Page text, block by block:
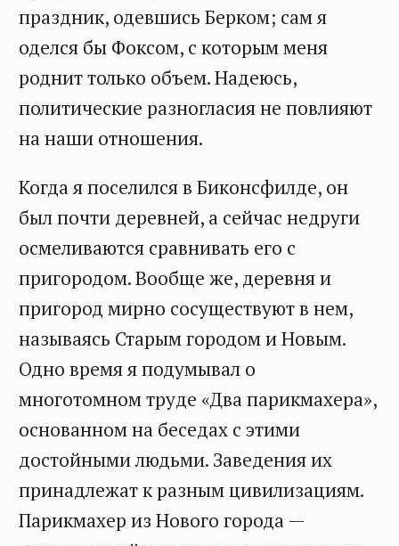
праздник, одевшись Берком; сам я
оделся бы Фоксом, с которым меня
роднит только объем. Надеюсь,
политические разногласия не повлияют
на наши отношения.
Когда я поселился в Биконсфилде, он
был почти деревней, а сейчас недруги
осмеливаются сравнивать его с
пригородом. Вообще же, деревня и
пригород мирно сосуществуют в нем,
называясь Старым городом и Новым.
Одно время я подумывал о
многотомном труде «Два парикмахера»,
основанном на беседах с этими
достойными людьми. Заведения их
принадлежат к разным цивилизациям.
Парикмахер из Нового города —